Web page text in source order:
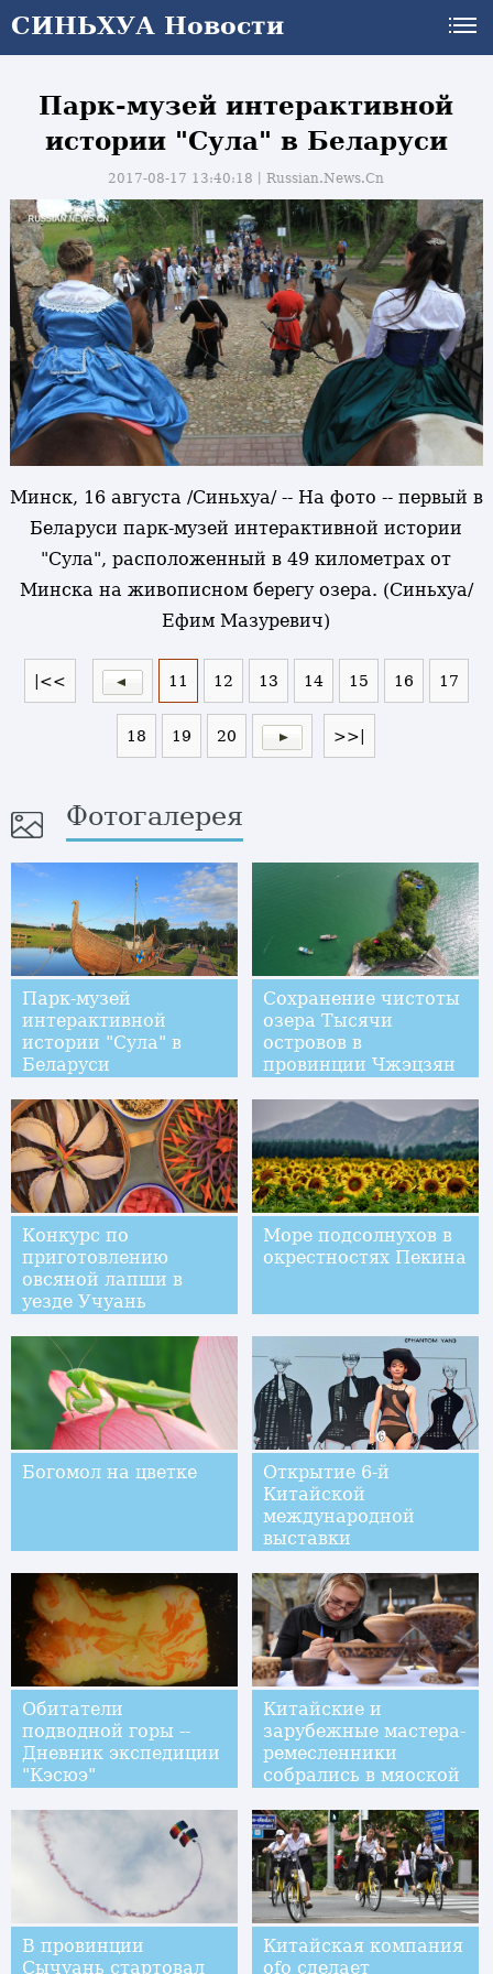
СИНЬХУА Новости
Парк-музей интерактивной
истории "Сула" в Беларуси
2017-08-17 13:40:18丨Russian.News.Cn
Минск, 16 августа /Синьхуа/ -- На фото -- первый в
Беларуси парк-музей интерактивной истории
"Сула", расположенный в 49 километрах от
Минска на живописном берегу озера. (Синьхуа/
Ефим Мазуревич)
|<< 11 12 13 14 15 16 17
18 19 20 >>|
Фотогалерея
Парк-музей
интерактивной
истории "Сула" в
Беларуси
Сохранение чистоты
озера Тысячи
островов в
провинции Чжэцзян
Конкурс по
приготовлению
овсяной лапши в
уезде Учуань
Море подсолнухов в
окрестностях Пекина
Богомол на цветке
Открытие 6-й
Китайской
международной
выставки
Обитатели
подводной горы --
Дневник экспедиции
"Кэсюэ"
Китайские и
зарубежные мастера-
ремесленники
собрались в мяоской
В провинции
Сычуань стартовал
Китайская компания
ofo сделает